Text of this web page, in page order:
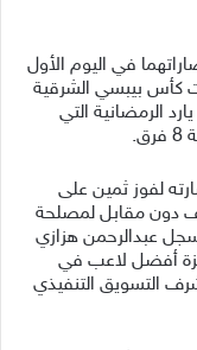
في اليوم الأول
كأس بيبسي الشرقية
الرمضانية التي
لفوز ثمين على
دون مقابل لمصلحة
عبدالرحمن هزازي
أفضل لاعب في
التسويق التنفيذي